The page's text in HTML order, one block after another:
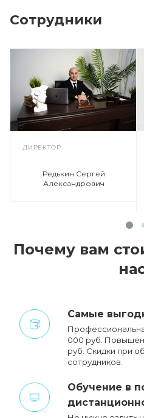
Сотрудники
ДИРЕКТОР
Редькин Сергей
Александрович
Почему вам
Cамые
000 руб.
руб. Cкидки при
сотрудников.
Обучение в